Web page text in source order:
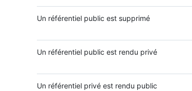
Un référentiel public est supprimé
Un référentiel public est rendu privé
Un référentiel privé est rendu public